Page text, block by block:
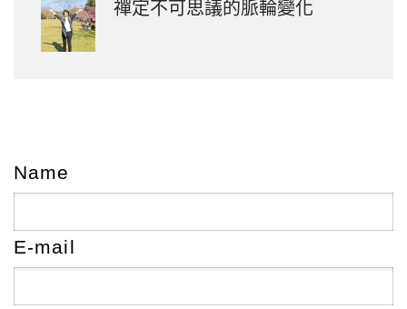
禪定不可思議的脈輪變化
Name
E-mail